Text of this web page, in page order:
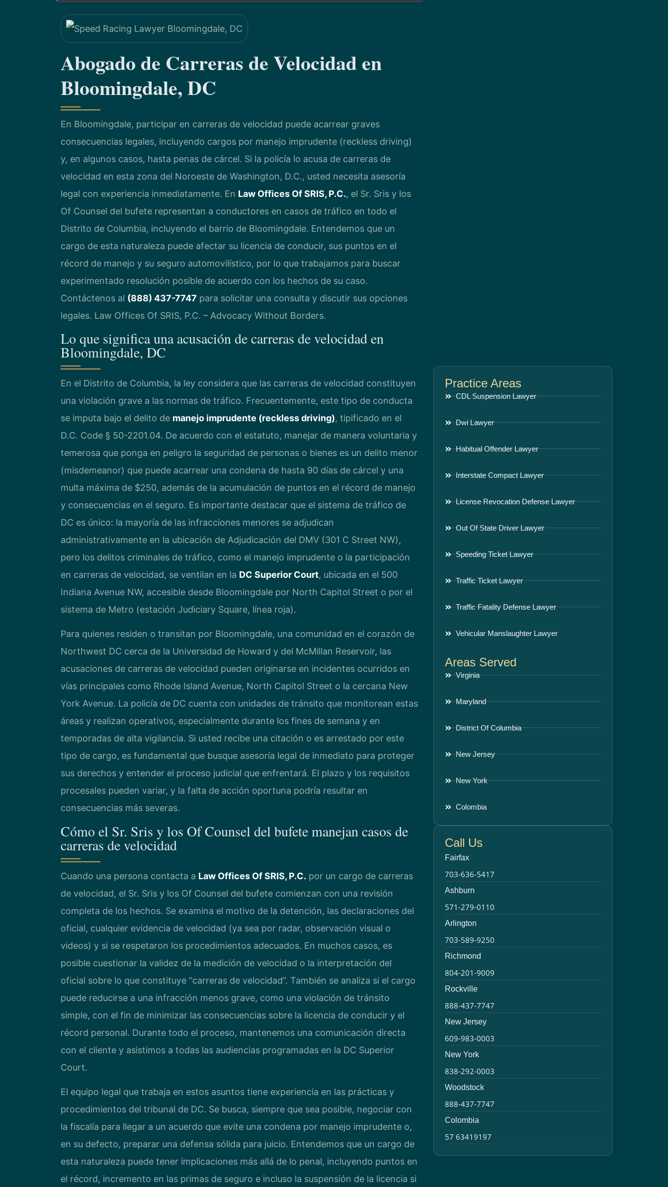
Abogado de Carreras de Velocidad en
Bloomingdale, DC
En Bloomingdale, participar en carreras de velocidad puede acarrear graves
consecuencias legales, incluyendo cargos por manejo imprudente (reckless driving)
y, en algunos casos, hasta penas de cárcel. Si la policía lo acusa de carreras de
velocidad en esta zona del Noroeste de Washington, D.C., usted necesita asesoría
legal con experiencia inmediatamente. En Law Offices Of SRIS, P.C., el Sr. Sris y los
Of Counsel del bufete representan a conductores en casos de tráfico en todo el
Distrito de Columbia, incluyendo el barrio de Bloomingdale. Entendemos que un
cargo de esta naturaleza puede afectar su licencia de conducir, sus puntos en el
récord de manejo y su seguro automovilístico, por lo que trabajamos para buscar
experimentado resolución posible de acuerdo con los hechos de su caso.
Contáctenos al (888) 437-7747 para solicitar una consulta y discutir sus opciones
legales. Law Offices Of SRIS, P.C. – Advocacy Without Borders.
Lo que significa una acusación de carreras de velocidad en
Bloomingdale, DC
En el Distrito de Columbia, la ley considera que las carreras de velocidad constituyen
una violación grave a las normas de tráfico. Frecuentemente, este tipo de conducta
se imputa bajo el delito de manejo imprudente (reckless driving), tipificado en el
D.C. Code § 50-2201.04. De acuerdo con el estatuto, manejar de manera voluntaria y
temerosa que ponga en peligro la seguridad de personas o bienes es un delito menor
(misdemeanor) que puede acarrear una condena de hasta 90 días de cárcel y una
multa máxima de $250, además de la acumulación de puntos en el récord de manejo
y consecuencias en el seguro. Es importante destacar que el sistema de tráfico de
DC es único: la mayoría de las infracciones menores se adjudican
administrativamente en la ubicación de Adjudicación del DMV (301 C Street NW),
pero los delitos criminales de tráfico, como el manejo imprudente o la participación
en carreras de velocidad, se ventilan en la DC Superior Court, ubicada en el 500
Indiana Avenue NW, accesible desde Bloomingdale por North Capitol Street o por el
sistema de Metro (estación Judiciary Square, línea roja).
Para quienes residen o transitan por Bloomingdale, una comunidad en el corazón de
Northwest DC cerca de la Universidad de Howard y del McMillan Reservoir, las
acusaciones de carreras de velocidad pueden originarse en incidentes ocurridos en
vías principales como Rhode Island Avenue, North Capitol Street o la cercana New
York Avenue. La policía de DC cuenta con unidades de tránsito que monitorean estas
áreas y realizan operativos, especialmente durante los fines de semana y en
temporadas de alta vigilancia. Si usted recibe una citación o es arrestado por este
tipo de cargo, es fundamental que busque asesoría legal de inmediato para proteger
sus derechos y entender el proceso judicial que enfrentará. El plazo y los requisitos
procesales pueden variar, y la falta de acción oportuna podría resultar en
consecuencias más severas.
Cómo el Sr. Sris y los Of Counsel del bufete manejan casos de
carreras de velocidad
Cuando una persona contacta a Law Offices Of SRIS, P.C. por un cargo de carreras
de velocidad, el Sr. Sris y los Of Counsel del bufete comienzan con una revisión
completa de los hechos. Se examina el motivo de la detención, las declaraciones del
oficial, cualquier evidencia de velocidad (ya sea por radar, observación visual o
videos) y si se respetaron los procedimientos adecuados. En muchos casos, es
posible cuestionar la validez de la medición de velocidad o la interpretación del
oficial sobre lo que constituye “carreras de velocidad”. También se analiza si el cargo
puede reducirse a una infracción menos grave, como una violación de tránsito
simple, con el fin de minimizar las consecuencias sobre la licencia de conducir y el
récord personal. Durante todo el proceso, mantenemos una comunicación directa
con el cliente y asistimos a todas las audiencias programadas en la DC Superior
Court.
El equipo legal que trabaja en estos asuntos tiene experiencia en las prácticas y
procedimientos del tribunal de DC. Se busca, siempre que sea posible, negociar con
la fiscalía para llegar a un acuerdo que evite una condena por manejo imprudente o,
en su defecto, preparar una defensa sólida para juicio. Entendemos que un cargo de
esta naturaleza puede tener implicaciones más allá de lo penal, incluyendo puntos en
el récord, incremento en las primas de seguro e incluso la suspensión de la licencia si
Practice Areas
CDL Suspension Lawyer
Dwi Lawyer
Habitual Offender Lawyer
Interstate Compact Lawyer
License Revocation Defense Lawyer
Out Of State Driver Lawyer
Speeding Ticket Lawyer
Traffic Ticket Lawyer
Traffic Fatality Defense Lawyer
Vehicular Manslaughter Lawyer
Areas Served
Virginia
Maryland
District Of Columbia
New Jersey
New York
Colombia
Call Us
Fairfax
703-636-5417
Ashburn
571-279-0110
Arlington
703-589-9250
Richmond
804-201-9009
Rockville
888-437-7747
New Jersey
609-983-0003
New York
838-292-0003
Woodstock
888-437-7747
Colombia
57 63419197